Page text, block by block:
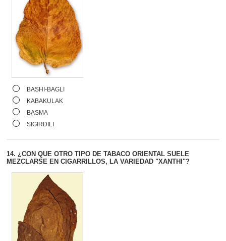
BASHI-BAGLI
KABAKULAK
BASMA
SIGIRDILI
14. ¿CON QUE OTRO TIPO DE TABACO ORIENTAL SUELE
MEZCLARSE EN CIGARRILLOS, LA VARIEDAD "XANTHI"?